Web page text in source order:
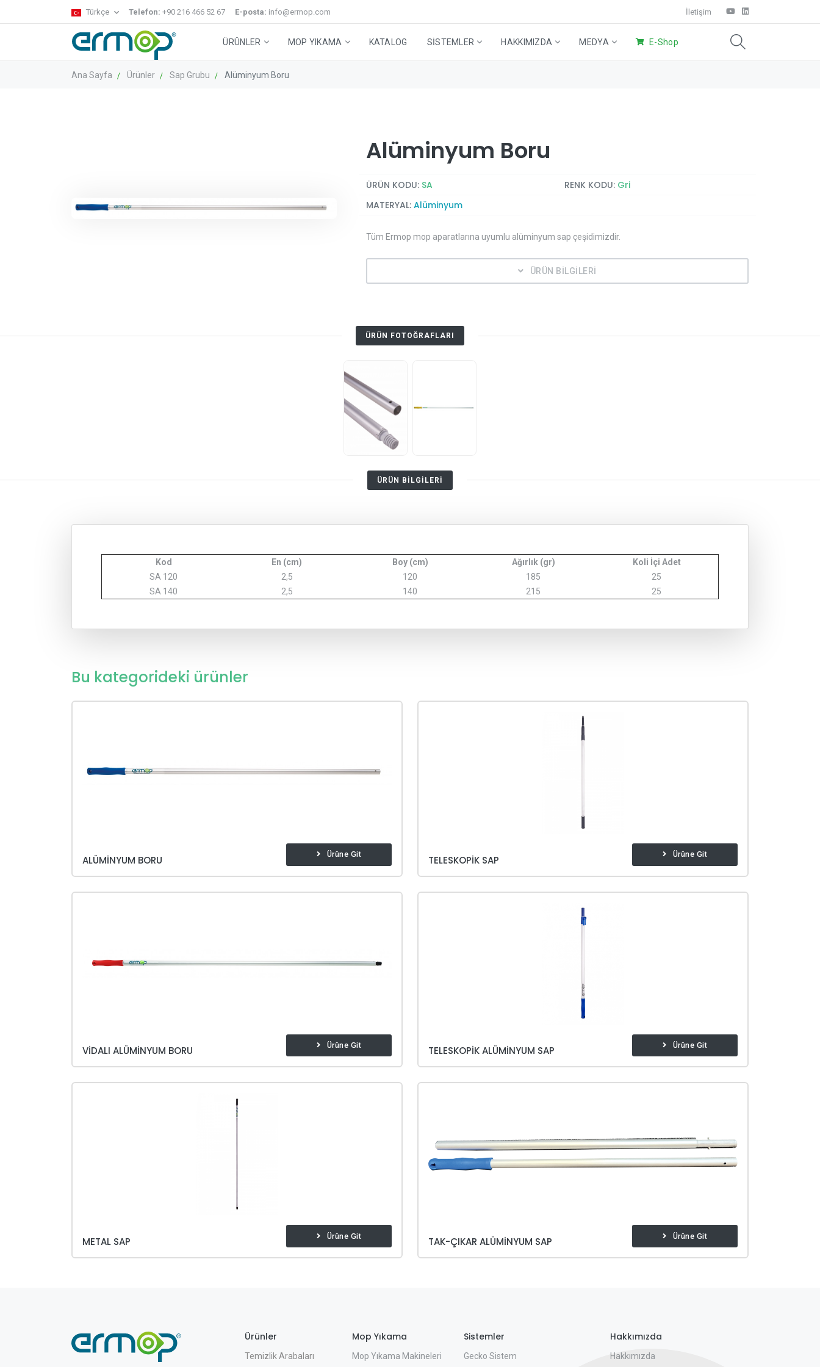
Türkçe Telefon: +90 216 466 52 67 E-posta: info@ermop.com İletişim
ÜRÜNLER MOP YIKAMA KATALOG SISTEMLER HAKKIMIZDA MEDYA E-Shop
Ana Sayfa Ürünler Sap Grubu Alüminyum Boru
Alüminyum Boru
ÜRÜN KODU: SA RENK KODU: Gri
MATERYAL: Alüminyum
Tüm Ermop mop aparatlarına uyumlu alüminyum sap çeşidimizdir.
ÜRÜN BİLGİLERİ
ÜRÜN FOTOĞRAFLARI
ÜRÜN BİLGİLERİ
Kod En (cm) Boy (cm) Ağırlık (gr)
Koli İçi Adet
SA 120
2,5 120 185
25
SA 140
2,5 140 215 25
Bu kategorideki ürünler
ALÜMINYUM BORU Ürüne Git TELESKOPIK SAP Ürüne Git
VIDALI ALÜMINYUM BORU Ürüne Git TELESKOPIK ALÜMINYUM SAP Ürüne Git
METAL SAP Ürüne Git TAK-ÇIKAR ALÜMINYUM SAP Ürüne Git
Ürünler
Temizlik Arabaları
Mop Yıkama
Mop Yıkama Makineleri
Sistemler
Gecko Sistem
Hakkımızda
Hakkımızda